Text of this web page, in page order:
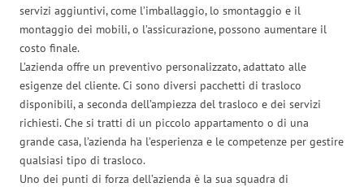
servizi aggiuntivi, come l’imballaggio, lo smontaggio e il
montaggio dei mobili, o l’assicurazione, possono aumentare il
costo finale.
L’azienda offre un preventivo personalizzato, adattato alle
esigenze del cliente. Ci sono diversi pacchetti di trasloco
disponibili, a seconda dell’ampiezza del trasloco e dei servizi
richiesti. Che si tratti di un piccolo appartamento o di una
grande casa, l’azienda ha l’esperienza e le competenze per gestire
qualsiasi tipo di trasloco.
Uno dei punti di forza dell’azienda è la sua squadra di